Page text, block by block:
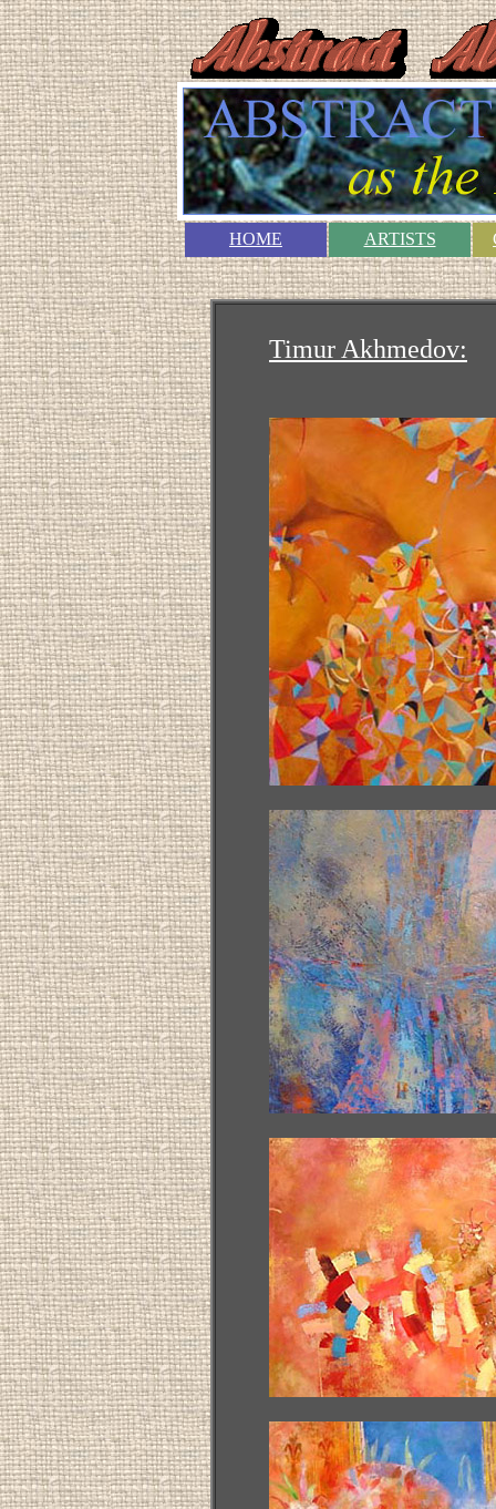
HOME ARTISTS
Timur Akhmedov: